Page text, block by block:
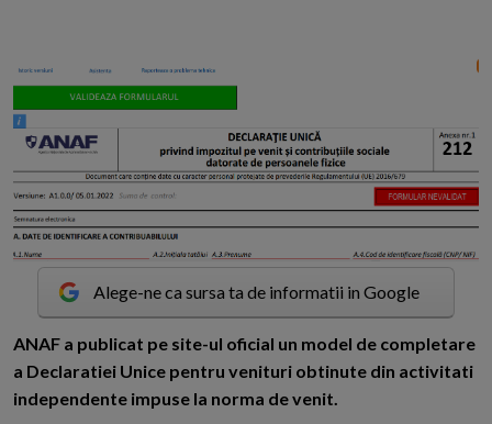
Alege-ne ca sursa ta de informatii in Google
ANAF a publicat pe site-ul oficial un model de completare
a Declaratiei Unice pentru venituri obtinute din activitati
independente impuse la norma de venit.